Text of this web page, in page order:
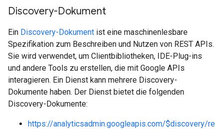
Discovery-Dokument
Ein Discovery-Dokument ist eine maschinenlesbare
Spezifikation zum Beschreiben und Nutzen von REST APIs.
Sie wird verwendet, um Clientbibliotheken, IDE-Plug-ins
und andere Tools zu erstellen, die mit Google APIs
interagieren. Ein Dienst kann mehrere Discovery-
Dokumente haben. Der Dienst bietet die folgenden
Discovery-Dokumente:
https://analyticsadmin.googleapis.com/$discovery/re